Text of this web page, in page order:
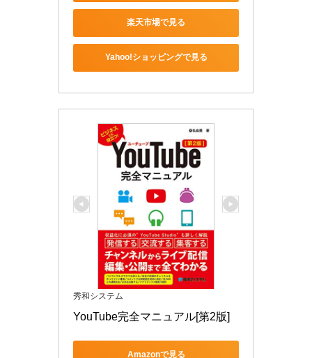
楽天市場で見る
Yahoo!ショッピングで見る
秀和システム
YouTube完全マニュアル[第2版]
Amazonで見る